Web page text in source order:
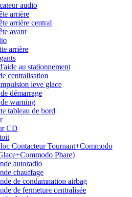
audio
arrière
arrière central
avant
arrière
au stationnement
centralisation
leve glace
démarrage
warning
tableau de bord
CD
Contacteur Tournant+Commodo
Phare)
autoradio
chauffage
de condamnation airbag
de fermeture centralisée